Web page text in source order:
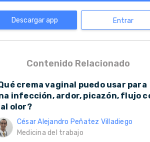
Descargar app Entrar
Contenido Relacionado
crema vaginal puedo usar para
infección, ardor, picazón, flujo
olor?
César Alejandro Peñatez Villadiego
Medicina del trabajo